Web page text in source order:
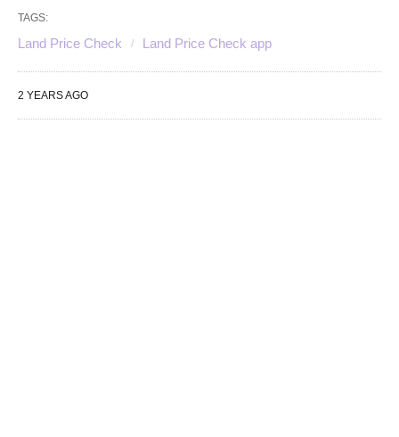
TAGS:
Land Price Check Land Price Check app
2 YEARS AGO